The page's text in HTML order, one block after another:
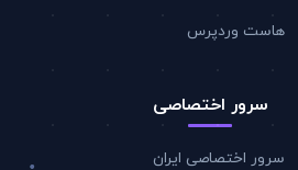
هاست وردپرس
سرور اختصاصی
سرور اختصاصی ایران